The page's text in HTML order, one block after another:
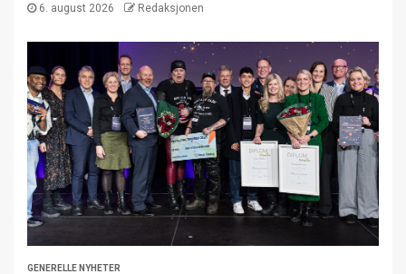
6. august 2026 Redaksjonen
GENERELLE NYHETER